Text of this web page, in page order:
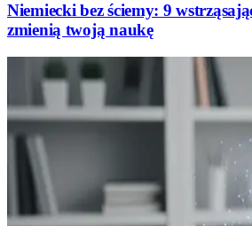
Niemiecki bez ściemy: 9
zmienią twoją naukę